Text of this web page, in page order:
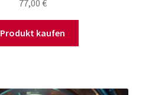
77,00 €
Produkt kaufen